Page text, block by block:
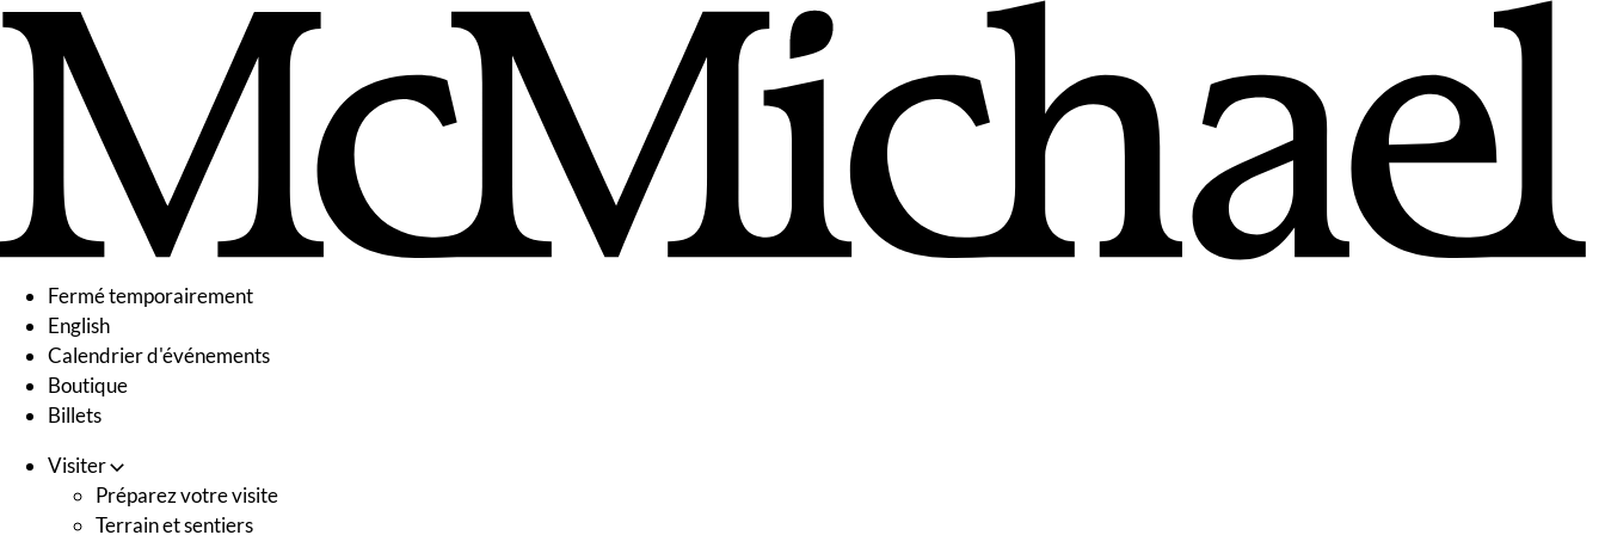
Skip
content
Fermé temporairement
English
Calendrier d'événements
Boutique
Billets
Visiter
Préparez votre visite
Terrain et sentiers